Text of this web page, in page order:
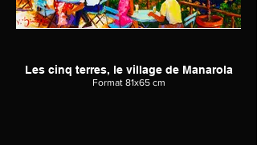
Les cinq terres, le village de Manarola
Format 81x65 cm